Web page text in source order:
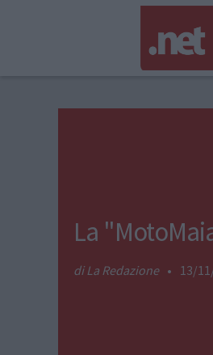
La
La Redazione • 13/